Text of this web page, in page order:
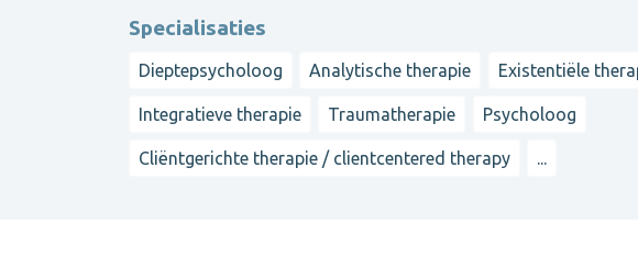
Specialisaties
Dieptepsycholoog Analytische therapie Existentiële
Integratieve therapie Traumatherapie Psycholoog
Cliëntgerichte therapie / clientcentered therapy ...